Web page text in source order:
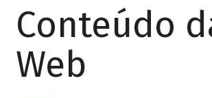
Conteúdo
Web